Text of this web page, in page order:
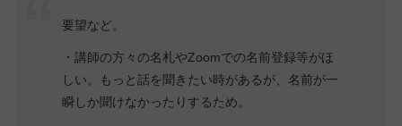
要望など。
・講師の方々の名札やZoomでの名前登録等がほ
しい。もっと話を聞きたい時があるが、名前が一
瞬しか聞けなかったりするため。